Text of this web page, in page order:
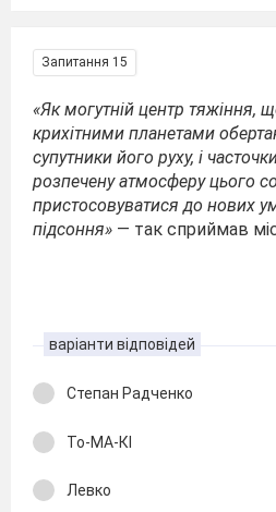
Запитання 15
«Як могутній центр тяжіння,
крихітними планетами
супутники його руху, і
розпечену атмосферу цього
пристосовуватися до нових
підсоння» — так сприймав
варіанти відповідей
Степан Радченко
То-МА-КІ
Левко